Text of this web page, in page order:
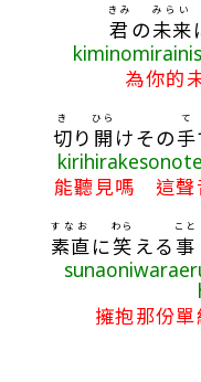
君
きみ
の未来
みらい
為你的
切
き
り 開
ひら
けその手
て
能聽見嗎 這聲
素直
すなお
に笑
わら
える事
こと
擁抱那份